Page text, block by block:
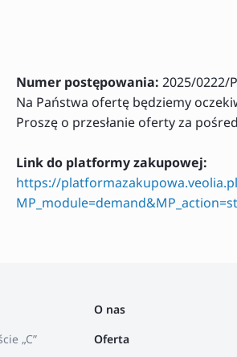
Numer postępowania: 2025/0222/
Na Państwa ofertę będziemy
Proszę o przesłanie oferty za
Link do platformy zakupowej:
https://
„C”
O nas
Oferta